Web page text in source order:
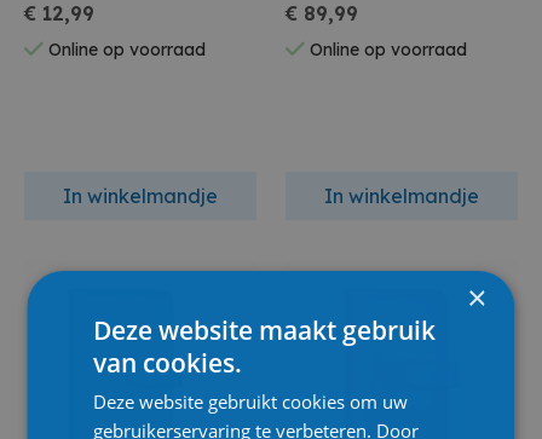
€ 12,99
Online op voorraad
In winkelmandje
€ 89,99
Online op voorraad
In winkelmandje
×
Deze website maakt gebruik
van cookies.
Deze website gebruikt cookies om uw
gebruikerservaring te verbeteren. Door